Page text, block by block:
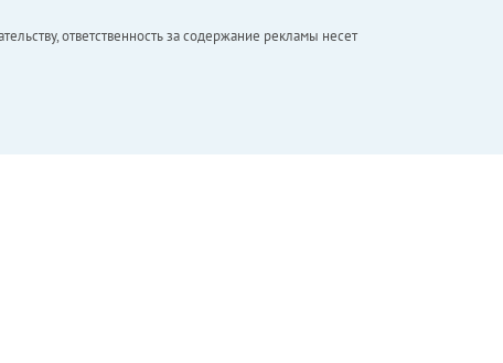
ответственность за содержание рекламы несет